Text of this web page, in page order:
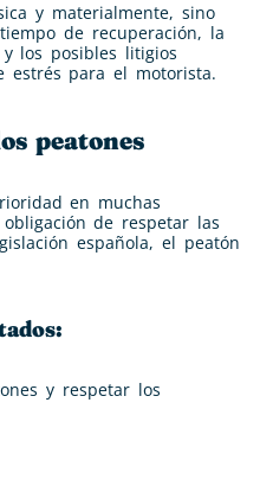
y materialmente, sino
de recuperación, la
los posibles litigios
estrés para el motorista.
peatones
en muchas
de respetar las
española, el peatón
y respetar los